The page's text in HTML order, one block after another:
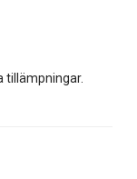
tillämpningar.